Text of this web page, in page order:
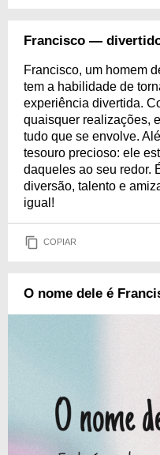
Francisco —
Francisco, um homem
tem a habilidade de
experiência divertida.
quaisquer realizações,
tudo que se envolve.
tesouro precioso: ele
daqueles ao seu redor.
diversão, talento e
igual!
COPIAR
O nome dele é